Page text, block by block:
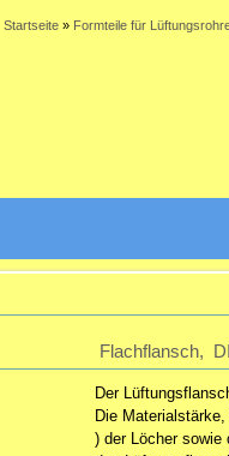
Startseite» Formteile für
Flachflansch,
Der
Die
) der Löcher sowie